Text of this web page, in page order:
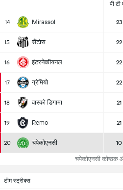
पी टी
14 Mirassol 23
15 सैंटोस 22
16 इंटरनेकीयनल 22
17 ग्रेमियो 22
18 वास्को डिगामा 21
19 Remo 21
20 चपेकोएनसी 10
चपेकोएनसी कोष्ठक
टीम स्ट्रीक्स